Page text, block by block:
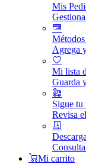
Mis
Agrega
Mi lista
Guarda
Sigue tu
Revisa
Mi carrito